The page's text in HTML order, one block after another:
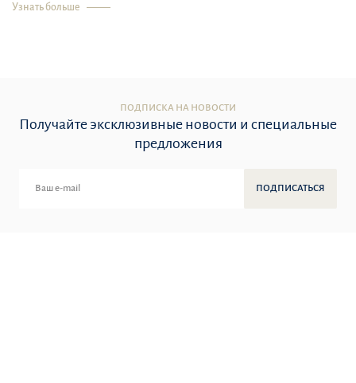
Узнать больше
ПОДПИСКА НА НОВОСТИ
Получайте эксклюзивные новости и специальные
предложения
ПОДПИСАТЬСЯ